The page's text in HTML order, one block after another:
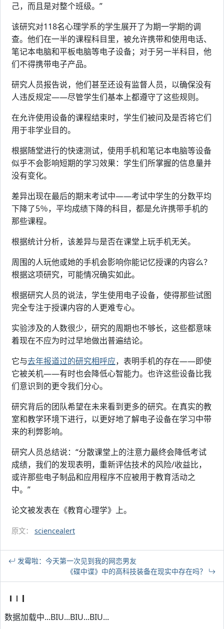
己，而且是对整个班级。”
该研究对118名心理学系的学生展开了为期一学期的调
查。他们在一半的课程科目里，被允许携带和使用电话、
笔记本电脑和平板电脑等电子设备；对于另一半科目，他
们不得携带电子产品。
研究人员报告说，他们甚至还设有监督人员，以确保没有
人违反规定——尽管学生们基本上都遵守了这些规则。
在允许使用设备的课程结束时，学生们被问及是否将它们
用于非学业目的。
根据随堂进行的快速测试，使用手机和笔记本电脑等设备
似乎不会影响短期的学习效果：学生们所掌握的信息量并
没有变化。
差异出现在最后的期末考试中——考试中学生的分数平均
下降了5％，平均成绩下降的科目，都是允许携带手机的
那些课程。
根据统计分析，该差异与是否在课堂上玩手机无关。
周围的人玩他或她的手机会影响你能记忆授课的内容么？
根据这项研究，可能情况确实如此。
根据研究人员的说法，学生使用电子设备，使得那些试图
完全专注于授课内容的人更难专心。
实验涉及的人数很少，研究的周期也不够长，这些都意味
着现在不应为时过早地做出普遍结论。
它与去年报道过的研究相呼应，表明手机的存在——即使
它被关机——有时也会降低心智能力。也许这些设备比我
们意识到的更令我们分心。
研究背后的团队希望在未来看到更多的研究。在真实的教
室和教学环境下进行，以更好地了解电子设备在学习中带
来的利弊影响。
研究人员总结说：“分散课堂上的注意力最终会降低考试
成绩，我们的发现表明，重新评估技术的风险/收益比，
或许那些电子制品和应用程序不应被用于教育活动之
中。”
论文被发表在《教育心理学》上。
原文： sciencealert
发霉啦：今天第一次见到我的网恋男友
《碟中谍》中的高科技装备在现实中存在吗？
数据加载中...BIU...BIU...BIU...